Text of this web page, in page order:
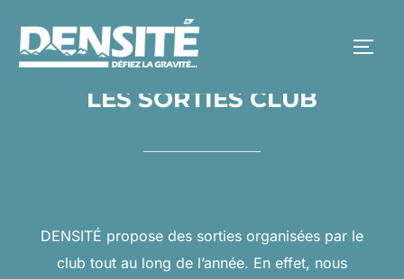
contenu
LES SORTIES CLUB
DENSITÉ propose des sorties organisées par le
club tout au long de l’année. En effet, nous